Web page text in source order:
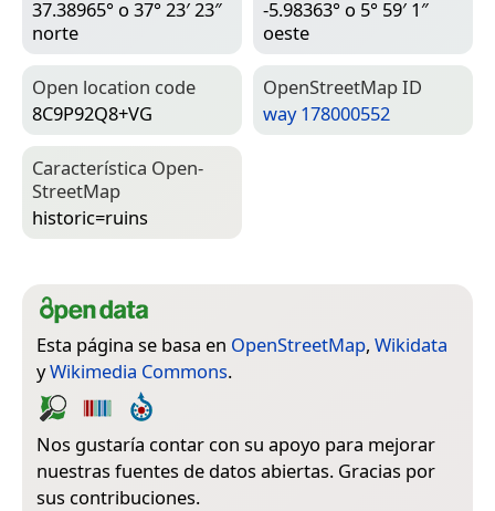
37.38965° o 37° 23′ 23″
norte
-5.98363° o 5° 59′ 1″
oeste
Open location code
8C9P92Q8+VG
Open­Street­Map ID
way 178000552
Característica Open­
Street­Map
historic=­ruins
Esta página se basa en OpenStreetMap, Wikidata
yWikimedia Commons.
Nos gustaría contar con su apoyo para mejorar
nuestras fuentes de datos abiertas. Gracias por
sus contribuciones.